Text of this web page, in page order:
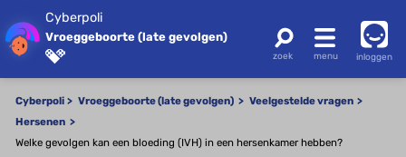
Cyberpoli
Vroeggeboorte (late gevolgen)
inloggen
Cyberpoli Vroeggeboorte (late gevolgen)
Veelgestelde vragen
Hersenen
Welke gevolgen kan een bloeding (IVH) in een hersenkamer hebben?